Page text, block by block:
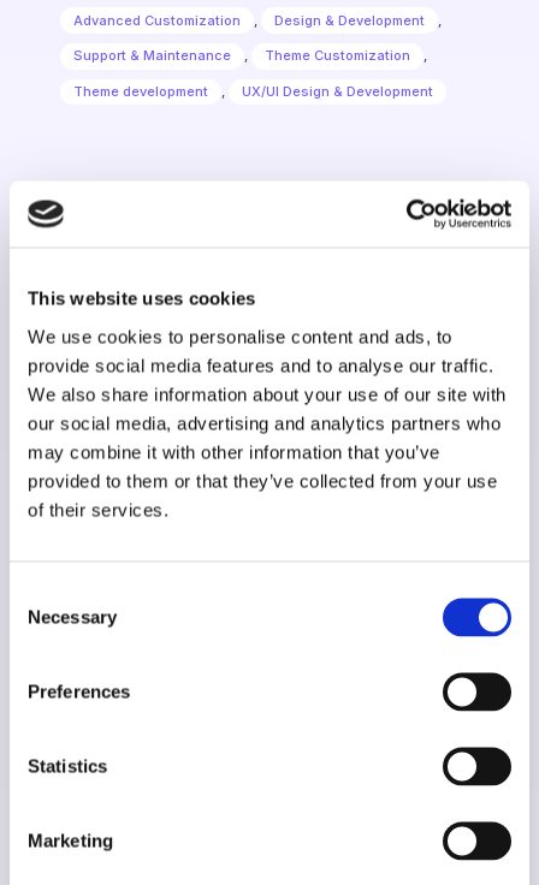
This website uses cookies
We use cookies to personalise content and ads, to
provide social media features and to analyse our traffic.
We also share information about your use of our site with
our social media, advertising and analytics partners who
may combine it with other information that you’ve
provided to them or that they’ve collected from your use
of their services.
Selection
Necessary
Preferences
Statistics
Marketing
Advanced Customization Design & Development
Support & Maintenance , Theme Customization ,
Theme development , UX/UI Design & Development
WordPress + React js
UX/UI Design & Development
Scuderi Store